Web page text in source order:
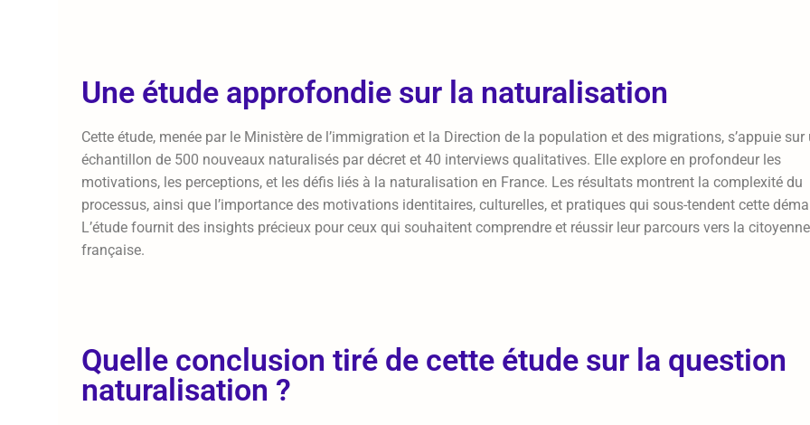
Une étude approfondie sur la naturalisation
Cette étude, menée par le Ministère de l’immigration et la Direction de la population et des migrations, s’appuie sur
échantillon de 500 nouveaux naturalisés par décret et 40 interviews qualitatives. Elle explore en profondeur les
motivations, les perceptions, et les défis liés à la naturalisation en France. Les résultats montrent la complexité du
processus, ainsi que l’importance des motivations identitaires, culturelles, et pratiques qui sous-tendent cette
L’étude fournit des insights précieux pour ceux qui souhaitent comprendre et réussir leur parcours vers la
française.
Quelle conclusion tiré de cette étude sur la question
naturalisation ?